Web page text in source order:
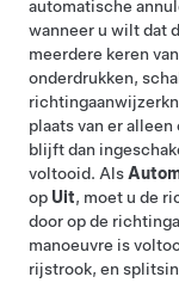
automatische
wanneer u wilt dat
meerdere keren
onderdrukken,
plaats van er
blijft dan
voltooid. Als
op Uit, moet u de
door op de
manoeuvre is
rijstrook, en